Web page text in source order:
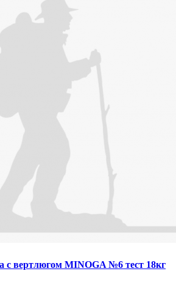
с вертлюгом MINOGA №6 тест 18кг